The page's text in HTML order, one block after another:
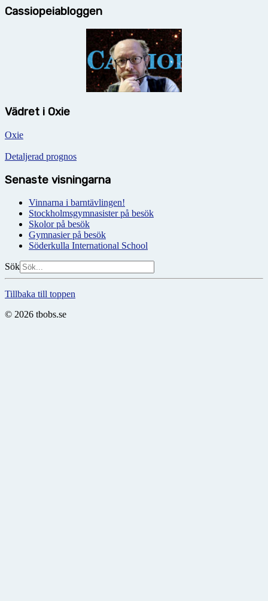
Cassiopeiabloggen
Vädret i Oxie
Oxie
Detaljerad prognos
Senaste visningarna
Vinnarna i barntävlingen!
Stockholmsgymnasister på besök
Skolor på besök
Gymnasier på besök
Söderkulla International School
Sök
Tillbaka till toppen
© 2026 tbobs.se